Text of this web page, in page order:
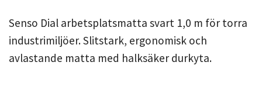
Senso Dial arbetsplatsmatta svart 1,0 m för torra
industrimiljöer. Slitstark, ergonomisk och
avlastande matta med halksäker durkyta.